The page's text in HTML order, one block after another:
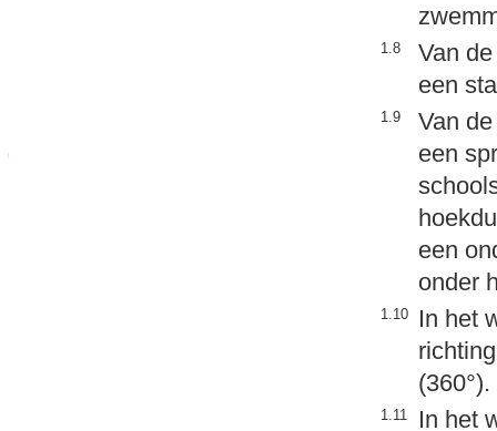
1.8
Van
een
1.9
Van
een
een
onder
1.10
In het
(360°).
1.11 In het